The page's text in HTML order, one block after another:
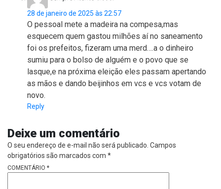
28 de janeiro de 2025 às 22:57
O pessoal mete a madeira na compesa,mas
esquecem quem gastou milhões aí no saneamento
foi os prefeitos, fizeram uma merd….a o dinheiro
sumiu para o bolso de alguém e o povo que se
lasque,e na próxima eleição eles passam apertando
as mãos e dando beijinhos em vcs e vcs votam de
novo.
Reply
Deixe um comentário
O seu endereço de e-mail não será publicado. Campos
obrigatórios são marcados com *
COMENTÁRIO *